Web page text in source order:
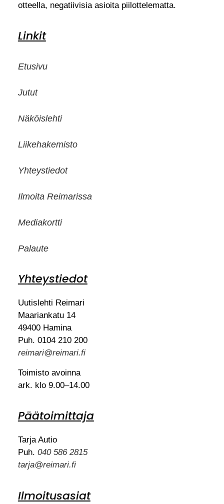
otteella, negatiivisia asioita piilottelematta.
Linkit
Etusivu
Jutut
Näköislehti
Liikehakemisto
Yhteystiedot
Ilmoita Reimarissa
Mediakortti
Palaute
Yhteystiedot
Uutislehti Reimari
Maariankatu 14
49400 Hamina
Puh. 0104 210 200
reimari@reimari.fi
Toimisto avoinna
ark. klo 9.00–14.00
Päätoimittaja
Tarja Autio
Puh. 040 586 2815
tarja@reimari.fi
Ilmoitusasiat